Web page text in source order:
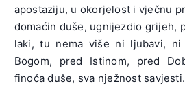
apostaziju, u okorjelost i vječnu
domaćin duše, ugnijezdio grijeh,
laki, tu nema više ni ljubavi, ni
Bogom, pred Istinom, pred
finoća duše, sva nježnost